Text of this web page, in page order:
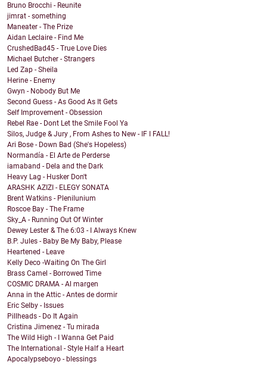
Bruno Brocchi - Reunite
jimrat - something
Maneater - The Prize
Aidan Leclaire - Find Me
CrushedBad45 - True Love Dies
Michael Butcher - Strangers
Led Zap - Sheila
Herine - Enemy
Gwyn - Nobody But Me
Second Guess - As Good As It Gets
Self Improvement - Obsession
Rebel Rae - Dont Let the Smile Fool Ya
Silos, Judge & Jury , From Ashes to New - IF I FALL!
Ari Bose - Down Bad (She's Hopeless)
Normandía - El Arte de Perderse
iamaband - Dela and the Dark
Heavy Lag - Husker Don't
ARASHK AZIZI - ELEGY SONATA
Brent Watkins - Plenilunium
Roscoe Bay - The Frame
Sky_A - Running Out Of Winter
Dewey Lester & The 6:03 - I Always Knew
B.P. Jules - Baby Be My Baby, Please
Heartened - Leave
Kelly Deco -Waiting On The Girl
Brass Camel - Borrowed Time
COSMIC DRAMA - Al margen
Anna in the Attic - Antes de dormir
Eric Selby - Issues
Pillheads - Do It Again
Cristina Jimenez - Tu mirada
The Wild High - I Wanna Get Paid
The International - Style Half a Heart
Apocalypseboyo - blessings